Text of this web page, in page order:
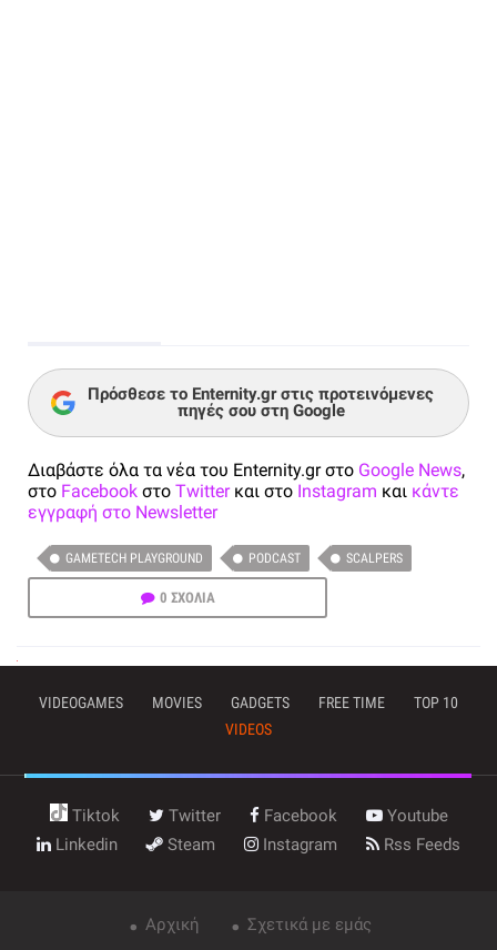
Πρόσθεσε το Enternity.gr στις προτεινόμενες
πηγές σου στη Google
Διαβάστε όλα τα νέα του Enternity.gr στο Google News,
στο Facebook στο Twitterκαι στο Instagram και κάντε
εγγραφή στο Newsletter
GAMETECH PLAYGROUND PODCAST SCALPERS
0 ΣΧΟΛΙΑ
VIDEOGAMES MOVIES GADGETS FREE TIME
TOP 10
VIDEOS
Tiktok Twitter Facebook
Youtube
Linkedin
Steam Instagram Rss Feeds
Αρχική Σχετικά με εμάς